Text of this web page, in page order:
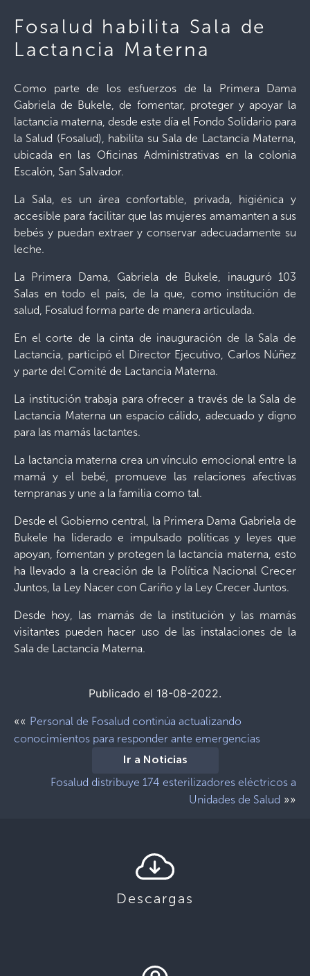
Fosalud habilita Sala de
Lactancia Materna
Como parte de los esfuerzos de la Primera Dama
Gabriela de Bukele, de fomentar, proteger y apoyar la
lactancia materna, desde este día el Fondo Solidario para
la Salud (Fosalud), habilita su Sala de Lactancia Materna,
ubicada en las Oficinas Administrativas en la colonia
Escalón, San Salvador.
La Sala, es un área confortable, privada, higiénica y
accesible para facilitar que las mujeres amamanten a sus
bebés y puedan extraer y conservar adecuadamente su
leche.
La Primera Dama, Gabriela de Bukele, inauguró 103
Salas en todo el país, de la que, como institución de
salud, Fosalud forma parte de manera articulada.
En el corte de la cinta de inauguración de la Sala de
Lactancia, participó el Director Ejecutivo, Carlos Núñez
y parte del Comité de Lactancia Materna.
La institución trabaja para ofrecer a través de la Sala de
Lactancia Materna un espacio cálido, adecuado y digno
para las mamás lactantes.
La lactancia materna crea un vínculo emocional entre la
mamá y el bebé, promueve las relaciones afectivas
tempranas y une a la familia como tal.
Desde el Gobierno central, la Primera Dama Gabriela de
Bukele ha liderado e impulsado políticas y leyes que
apoyan, fomentan y protegen la lactancia materna, esto
ha llevado a la creación de la Política Nacional Crecer
Juntos, la Ley Nacer con Cariño y la Ley Crecer Juntos.
Desde hoy, las mamás de la institución y las mamás
visitantes pueden hacer uso de las instalaciones de la
Sala de Lactancia Materna.
Publicado el 18-08-2022.
«« Personal de Fosalud continúa actualizando
conocimientos para responder ante emergencias
Ir a Noticias
Fosalud distribuye 174 esterilizadores eléctricos a
Unidades de Salud »»
Descargas